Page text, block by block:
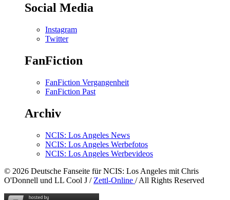
Social Media
Instagram
Twitter
FanFiction
FanFiction Vergangenheit
FanFiction Past
Archiv
NCIS: Los Angeles News
NCIS: Los Angeles Werbefotos
NCIS: Los Angeles Werbevideos
© 2026 Deutsche Fanseite für NCIS: Los Angeles mit Chris
O'Donnell und LL Cool J / Zettl-Online / All Rights Reserved